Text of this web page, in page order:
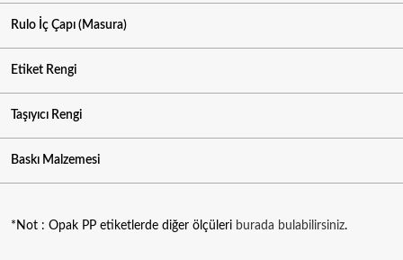
Rulo İç Çapı (Masura)
Etiket Rengi
Taşıyıcı Rengi
Baskı Malzemesi
*Not : Opak PP etiketlerde diğer ölçüleri burada bulabilirsiniz.